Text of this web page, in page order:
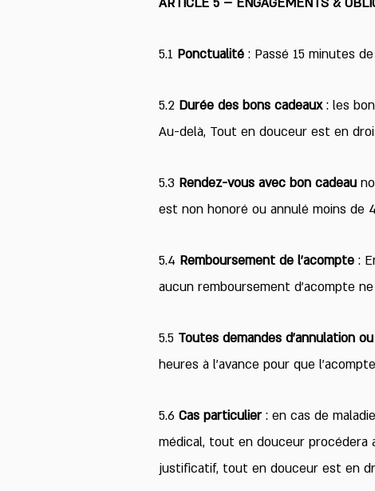
5.1 Ponctualité : Passé 15 minutes
5.2 Durée des bons cadeaux: les
Au-delà, Tout en douceur est en
5.3 Rendez-vous avec bon cadeau
est non honoré ou annulé moins de
5.4 Remboursement de l’acompte :
aucun remboursement d’acompte
5.5 Toutes demandes d’annulation
heures à l’avance pour que
5.6 Cas particulier : en cas de
médical, tout en douceur procédera
justificatif, tout en douceur est en